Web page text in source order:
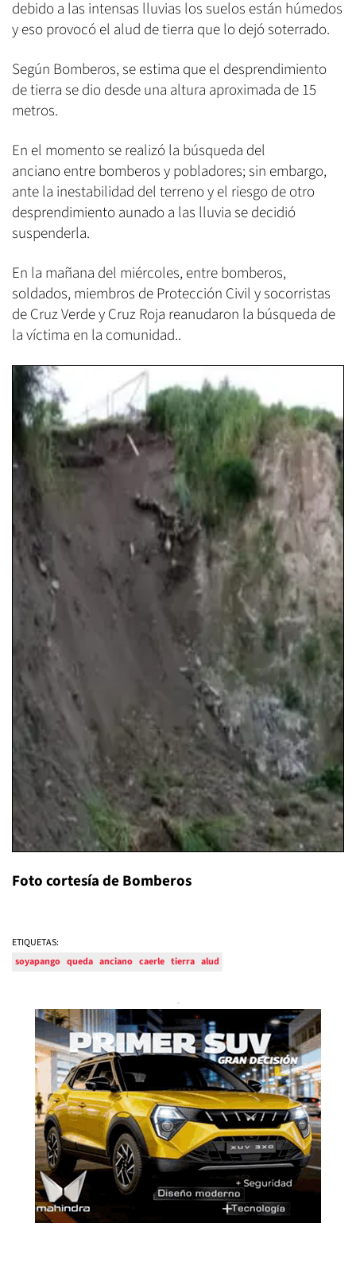
debido a las intensas lluvias los suelos están húmedos
y eso provocó el alud de tierra que lo dejó soterrado.
Según Bomberos, se estima que el desprendimiento
de tierra se dio desde una altura aproximada de 15
metros.
En el momento se realizó la búsqueda del
anciano entre bomberos y pobladores; sin embargo,
ante la inestabilidad del terreno y el riesgo de otro
desprendimiento aunado a las lluvia se decidió
suspenderla.
En la mañana del miércoles, entre bomberos,
soldados, miembros de Protección Civil y socorristas
de Cruz Verde y Cruz Roja reanudaron la búsqueda de
la víctima en la comunidad..
Foto cortesía de Bomberos
ETIQUETAS:
soyapango queda anciano caerle tierra alud